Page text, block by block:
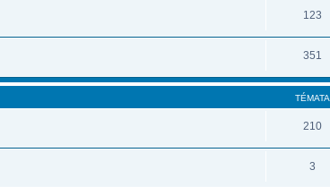
123
351
TÉMATA
210
3